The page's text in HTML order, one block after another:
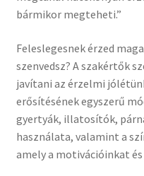
bármikor megteheti.”
Feleslegesnek érzed
szenvedsz? A szakértők
javítani az érzelmi
erősítésének egyszerű
gyertyák, illatosítók,
használata, valamint a
amely a motivációinkat